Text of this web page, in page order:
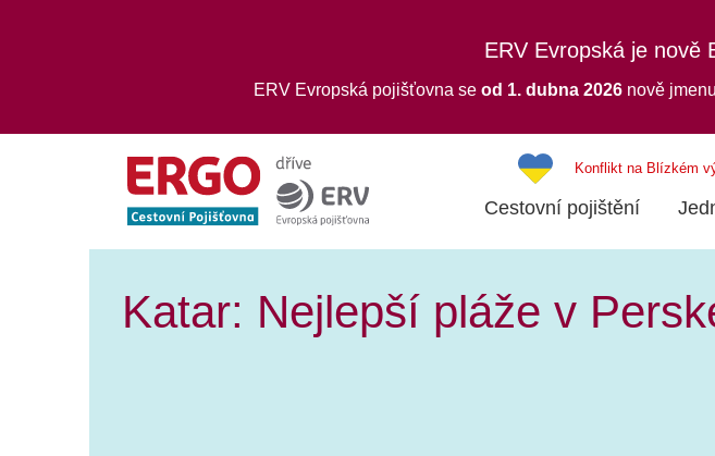
ERV Evropská je nově
ERV Evropská pojišťovna se od 1. dubna 2026 nově
Konflikt na Blízkém
Cestovní pojištění
Katar: Nejlepší pláže v